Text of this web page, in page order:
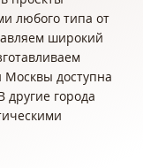
любого типа от
широкий
Москвы доступна
города